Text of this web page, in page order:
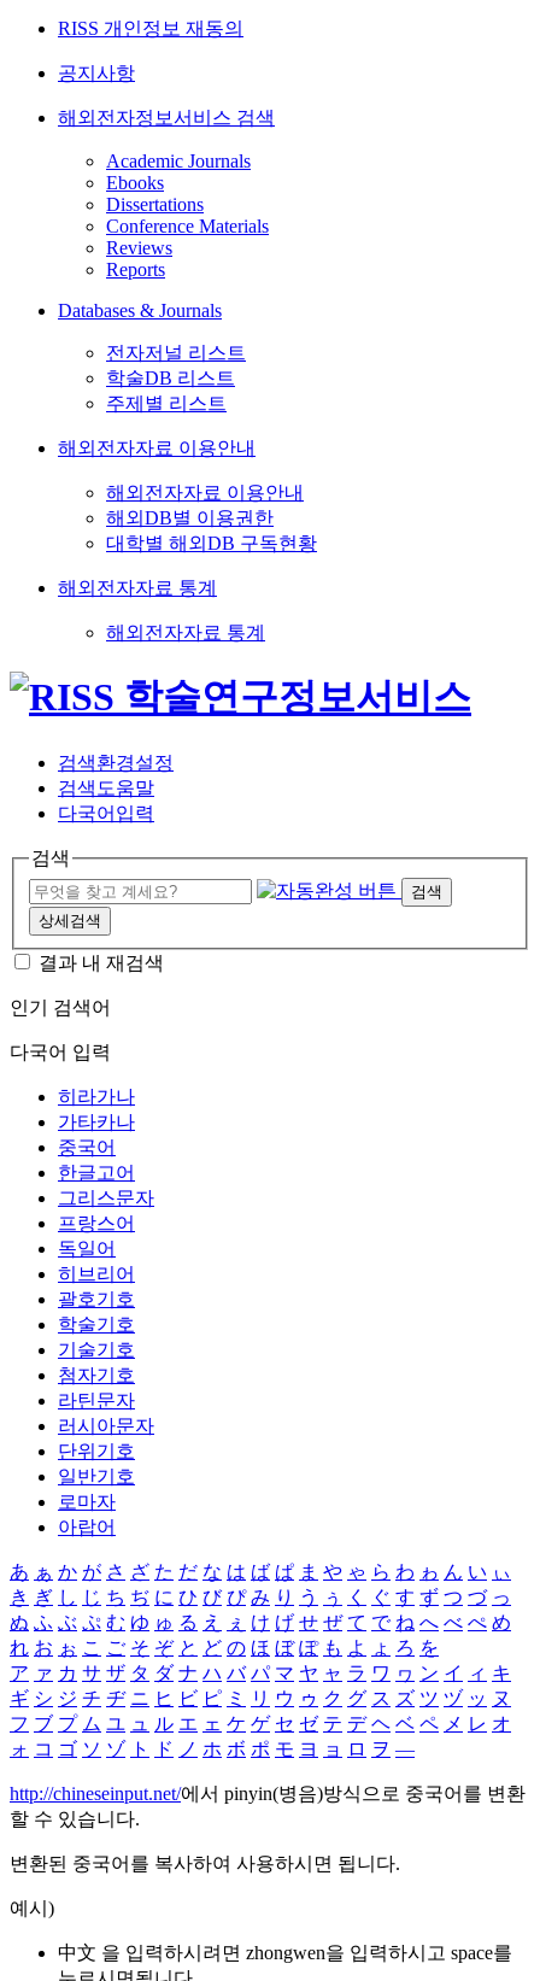
RISS 개인정보 재동의
공지사항
해외전자정보서비스 검색
Academic Journals
Ebooks
Dissertations
Conference Materials
Reviews
Reports
Databases & Journals
전자저널 리스트
학술DB 리스트
주제별 리스트
해외전자자료 이용안내
해외전자자료 이용안내
해외DB별 이용권한
대학별 해외DB 구독현황
해외전자자료 통계
해외전자자료 통계
검색환경설정
검색도움말
다국어입력
검색
검색
상세검색
결과 내 재검색
인기 검색어
다국어 입력
히라가나
가타카나
중국어
한글고어
그리스문자
프랑스어
독일어
히브리어
괄호기호
학술기호
기술기호
첨자기호
라틴문자
러시아문자
단위기호
일반기호
로마자
아랍어
あ ぁ か が さ ざ た だ な は ば ぱ ま や ゃ ら わ ゎ ん い ぃ
き ぎ し じ ち ぢ に ひ び ぴ み り う ぅ く ぐ す ず つ づ っ
ぬ ふ ぶ ぷ む ゆ ゅ る え ぇ け げ せ ぜ て で ね へ べ ぺ め
れ お ぉ こ ご そ ぞ と ど の ほ ぼ ぽ も よ ょ ろ を
ア ァ カ サ ザ タ ダ ナ ハ バ パ マ ヤ ャ ラ ワ ヮ ン イ ィ キ
ギ シ ジ チ ヂ ニ ヒ ビ ピ ミ リ ウ ゥ ク グ ス ズ ツ ヅ ッ ヌ
フ ブ プ ム ユ ュ ル エ ェ ケ ゲ セ ゼ テ デ ヘ ベ ペ メ レ オ
ォ コ ゴ ソ ゾ ト ド ノ ホ ボ ポ モ ヨ ョ ロ ヲ ―
http://chineseinput.net/에서 pinyin(병음)방식으로 중국어를 변환
할 수 있습니다.
변환된 중국어를 복사하여 사용하시면 됩니다.
예시)
中文 을 입력하시려면 zhongwen을 입력하시고 space를